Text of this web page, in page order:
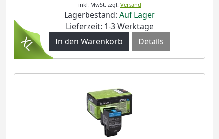
inkl. MwSt. zzgl. Versand
Lagerbestand: Auf Lager
Lieferzeit: 1-3 Werktage
Details